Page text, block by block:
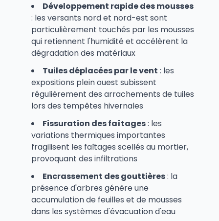
Développement rapide des mousses
: les versants nord et nord-est sont
particulièrement touchés par les mousses
qui retiennent l'humidité et accélèrent la
dégradation des matériaux
Tuiles déplacées par le vent : les
expositions plein ouest subissent
régulièrement des arrachements de tuiles
lors des tempêtes hivernales
Fissuration des faîtages: les
variations thermiques importantes
fragilisent les faîtages scellés au mortier,
provoquant des infiltrations
Encrassement des gouttières: la
présence d'arbres génère une
accumulation de feuilles et de mousses
dans les systèmes d'évacuation d'eau